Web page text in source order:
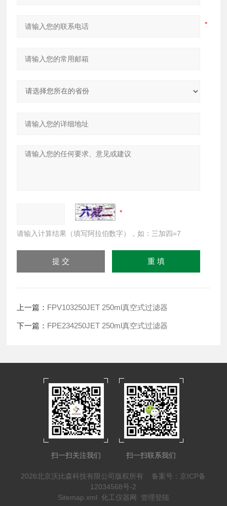
请输入计算结果（填写阿拉伯数字），如：三加四=7
上一篇： FPV103250JET 250ml真空式过滤器
下一篇： FPE234250JET 250ml真空式过滤器
扫一扫关注我们 扫一扫联系我们
2026北京沃比森科技有限公司版权所有 备案号：京ICP备
12034568号-2
Sitemap.xml 化工仪器网 管理登陆